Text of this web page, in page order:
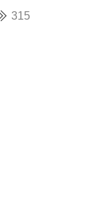
315